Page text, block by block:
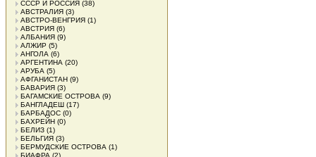
СССР И РОССИЯ (38)
АВСТРАЛИЯ (3)
АВСТРО-ВЕНГРИЯ (1)
АВСТРИЯ (6)
АЛБАНИЯ (9)
АЛЖИР (5)
АНГОЛА (6)
АРГЕНТИНА (20)
АРУБА (5)
АФГАНИСТАН (9)
БАВАРИЯ (3)
БАГАМСКИЕ ОСТРОВА (9)
БАНГЛАДЕШ (17)
БАРБАДОС (0)
БАХРЕЙН (0)
БЕЛИЗ (1)
БЕЛЬГИЯ (3)
БЕРМУДСКИЕ ОСТРОВА (1)
БИАФРА (2)